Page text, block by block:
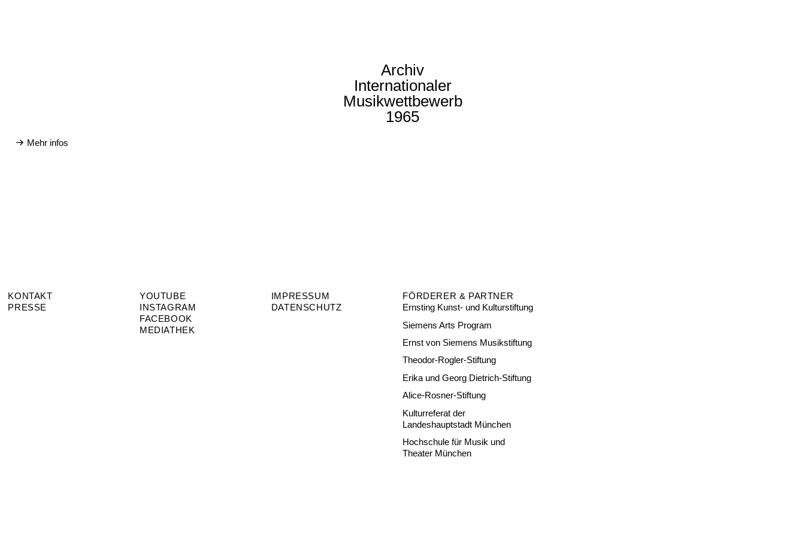
Archiv
Internationaler
Musikwettbewerb
1965
Mehr infos
KONTAKT
PRESSE
YOUTUBE
INSTAGRAM
FACEBOOK
MEDIATHEK
IMPRESSUM
DATENSCHUTZ
FÖRDERER & PARTNER
Ernsting Kunst- und Kulturstiftung
Siemens Arts Program
Ernst von Siemens Musikstiftung
Theodor-Rogler-Stiftung
Erika und Georg Dietrich-Stiftung
Alice-Rosner-Stiftung
Kulturreferat der
Landeshauptstadt München
Hochschule für Musik und
Theater München